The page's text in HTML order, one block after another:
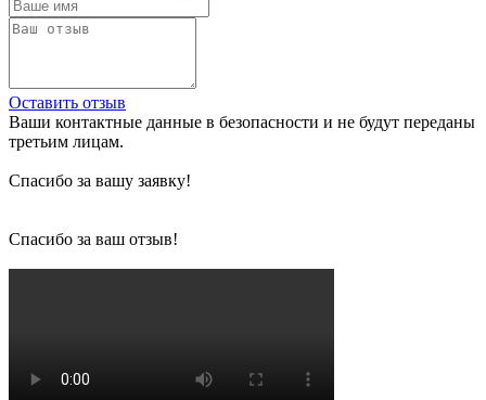
Оставить отзыв
Ваши контактные данные в безопасности и не будут переданы
третьим лицам.
Спасибо за вашу заявку!
Спасибо за ваш отзыв!